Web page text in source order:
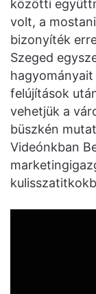
közötti
volt, a
bizonyíték
Szeged
felújítások
vehetjük a
büszkén
Videónkban